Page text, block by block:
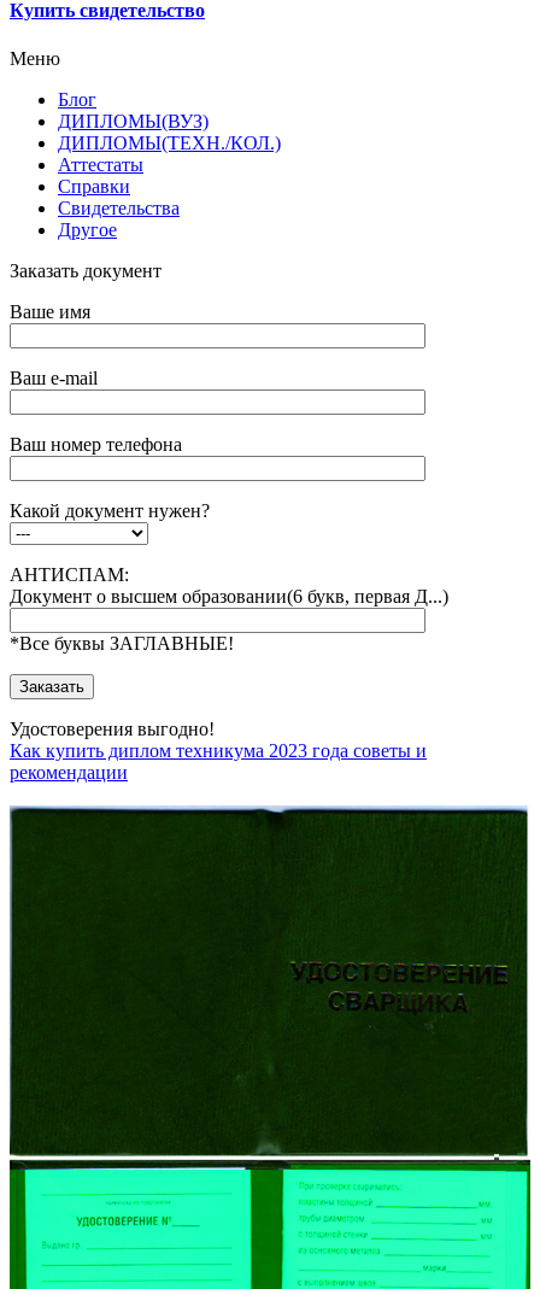
Купить свидетельство
Меню
Блог
ДИПЛОМЫ(ВУЗ)
ДИПЛОМЫ(ТЕХН./КОЛ.)
Аттестаты
Справки
Свидетельства
Другое
Заказать документ
Ваше имя
Ваш e-mail
Ваш номер телефона
Какой документ нужен?
АНТИСПАМ:
Документ о высшем образовании(6 букв, первая Д...)
*Все буквы ЗАГЛАВНЫЕ!
Удостоверения выгодно!
Как купить диплом техникума 2023 года советы и
рекомендации